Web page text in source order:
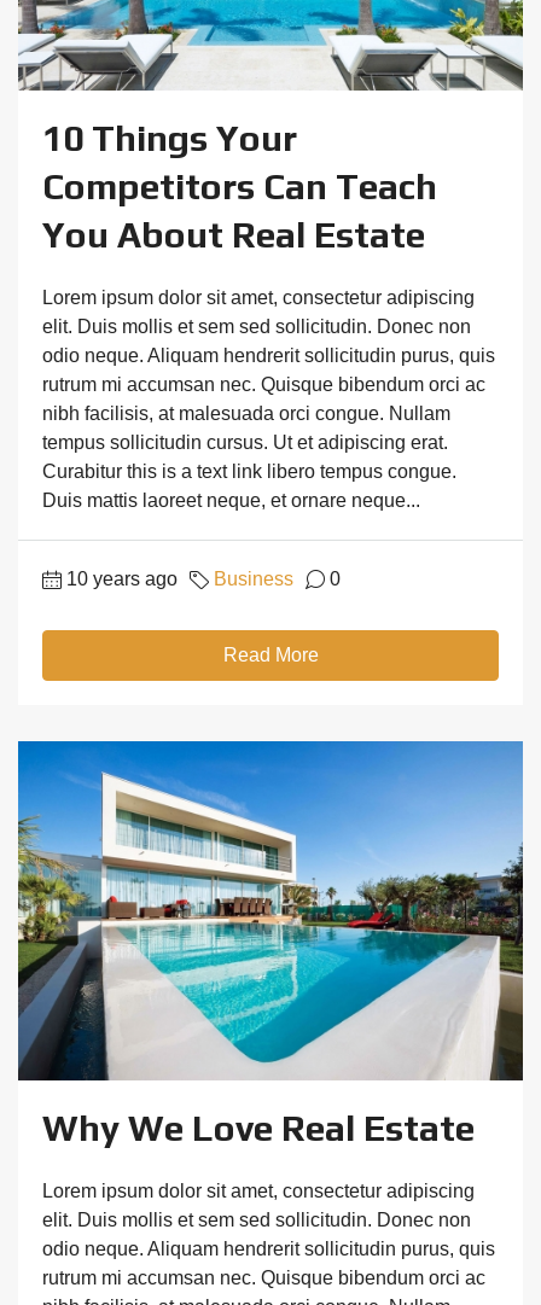
10 Things Your
Competitors Can Teach
You About Real Estate
Lorem ipsum dolor sit amet, consectetur adipiscing
elit. Duis mollis et sem sed sollicitudin. Donec non
odio neque. Aliquam hendrerit sollicitudin purus, quis
rutrum mi accumsan nec. Quisque bibendum orci ac
nibh facilisis, at malesuada orci congue. Nullam
tempus sollicitudin cursus. Ut et adipiscing erat.
Curabitur this is a text link libero tempus congue.
Duis mattis laoreet neque, et ornare neque...
10 years ago Business 0
Read More
Why We Love Real Estate
Lorem ipsum dolor sit amet, consectetur adipiscing
elit. Duis mollis et sem sed sollicitudin. Donec non
odio neque. Aliquam hendrerit sollicitudin purus, quis
rutrum mi accumsan nec. Quisque bibendum orci ac